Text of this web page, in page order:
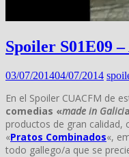
Spoiler S01E09
03/07/201404/07/2014
En el Spoiler CUACFM de
comedias «made in Galicia
productos de gran calidad,
«Pratos Combinados«,
todo gallego/a que se